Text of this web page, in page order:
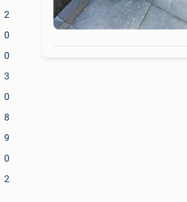
2
0
0
3
0
8
9
0
2